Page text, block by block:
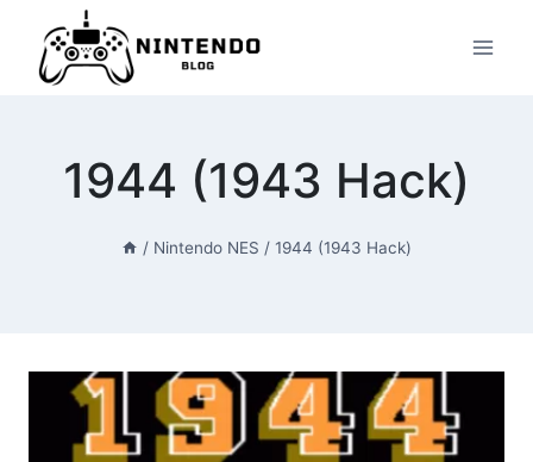
Przeskocz
treści
1944 (1943 Hack)
/ Nintendo NES / 1944 (1943 Hack)